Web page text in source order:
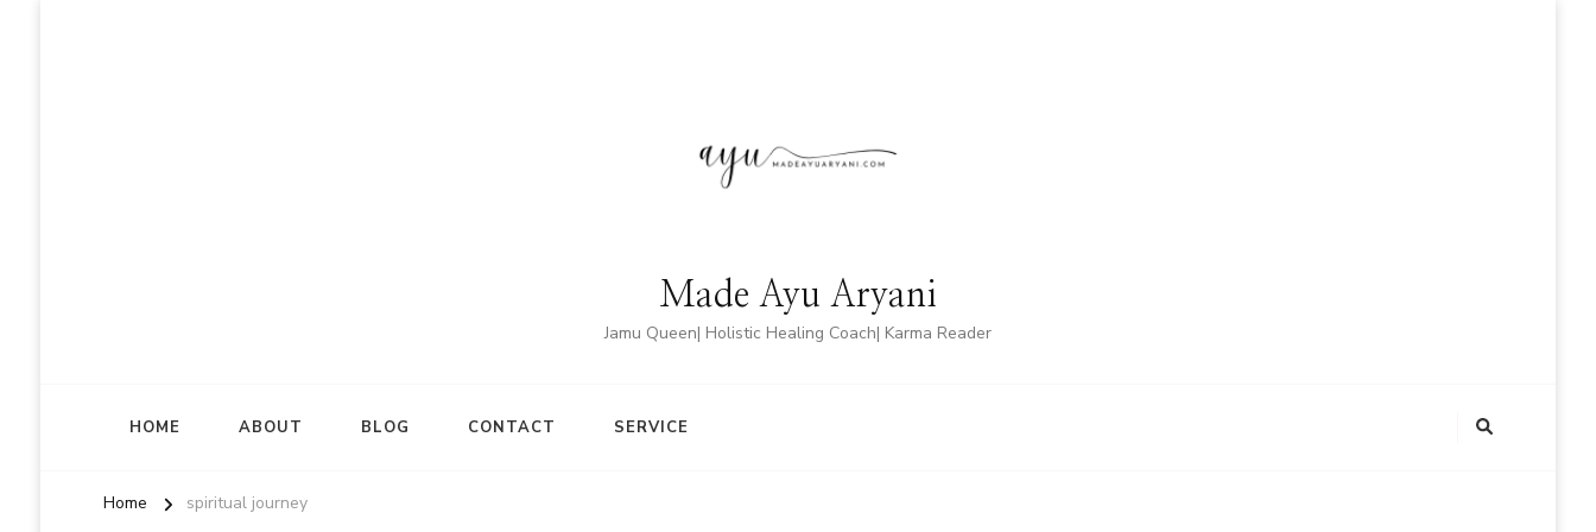
Made Ayu Aryani
Jamu Queen| Holistic Healing Coach| Karma Reader
HOME ABOUT BLOG CONTACT SERVICE
Home spiritual journey